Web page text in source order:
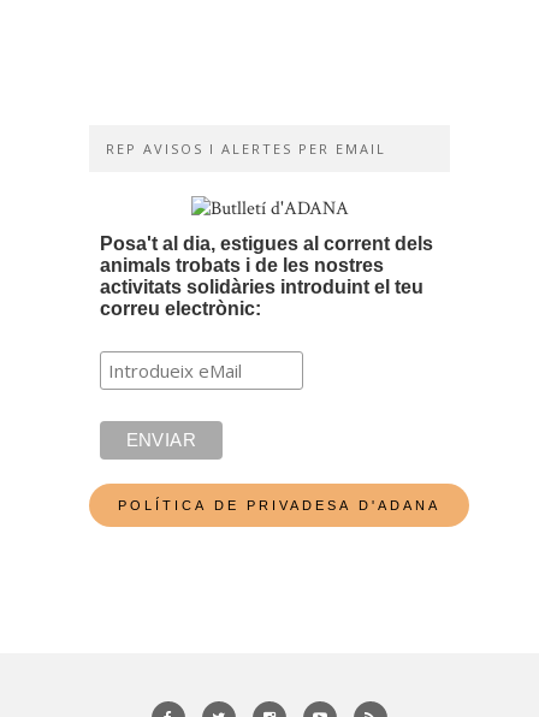
REP AVISOS I ALERTES PER EMAIL
Posa't al dia, estigues al corrent dels
animals trobats i de les nostres
activitats solidàries introduint el teu
correu electrònic: